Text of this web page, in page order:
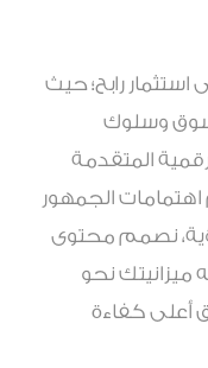
استثمار رابح؛ حيث
وسلوك
المتقدمة
اهتمامات الجمهور
نصمم محتوى
ميزانيتك نحو
أعلى كفاءة